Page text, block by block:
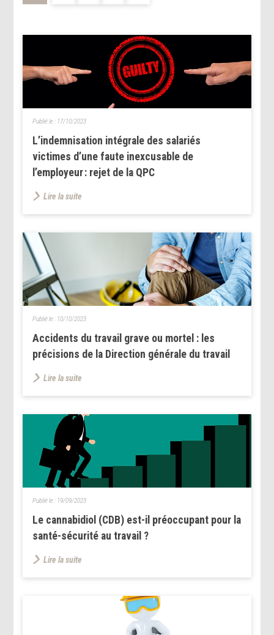
L’indemnisation intégrale des salariés
victimes d’une faute inexcusable de
l’employeur : rejet de la QPC
Publié le : 17/10/2023
Lire la suite
Accidents du travail grave ou mortel : les
précisions de la Direction générale du travail
Publié le : 10/10/2023
Lire la suite
Le cannabidiol (CDB) est-il préoccupant pour la
santé-sécurité au travail ?
Publié le : 19/09/2023
Lire la suite